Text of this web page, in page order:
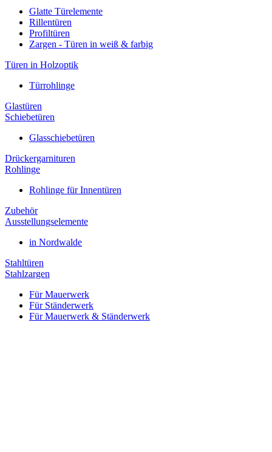
Glatte Türelemente
Rillentüren
Profiltüren
Zargen - Türen in weiß & farbig
Türen in Holzoptik
Türrohlinge
Glastüren
Schiebetüren
Glasschiebetüren
Drückergarnituren
Rohlinge
Rohlinge für Innentüren
Zubehör
Ausstellungselemente
in Nordwalde
Stahltüren
Stahlzargen
Für Mauerwerk
Für Ständerwerk
Für Mauerwerk & Ständerwerk